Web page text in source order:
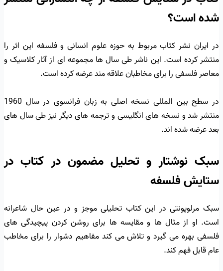
شده است؟
در ایران نشر کتاب مربوط به حوزه علوم انسانی و فلسفه این اثر را
منتشر کرده است. این ناشر طی سال ها مجموعه ای از آثار کلاسیک و
معاصر فلسفی را برای مخاطبان علاقه مند عرضه کرده است.
در سطح بین المللی نسخه اصلی به زبان فرانسوی در سال 1960
منتشر شد و نسخه های انگلیسی و ترجمه های دیگر نیز طی سال های
بعد عرضه شده اند.
سبک نوشتار و تحلیل مضمون در کتاب در
ستایش فلسفه
سبک مرلوپونتی در این کتاب تحلیلی موجز و در عین حال شاعرانه
است. او از مثال ها و مقایسه ها برای روشن کردن پیچیدگی های
فلسفی بهره می گیرد و تلاش می کند مفاهیم دشوار را برای مخاطب
عام قابل فهم کند.